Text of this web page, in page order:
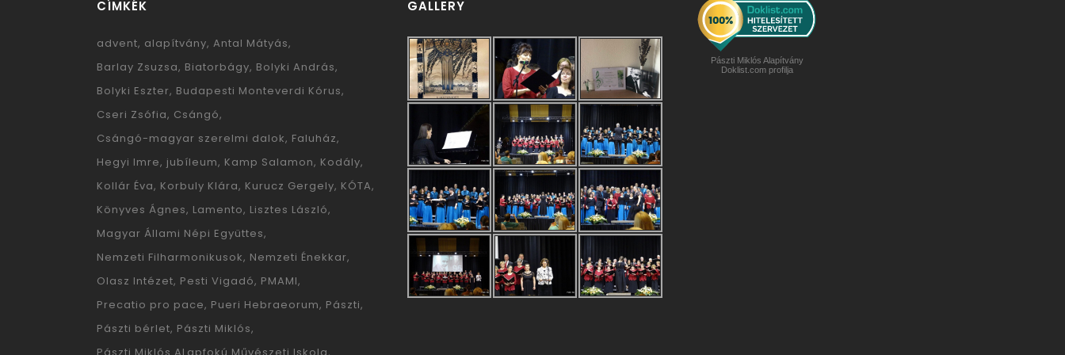
CÍMKÉK
advent alapítvány Antal Mátyás
Barlay Zsuzsa Biatorbágy Bolyki András
Bolyki Eszter Budapesti Monteverdi Kórus
Cseri Zsófia Csángó
Csángó-magyar szerelmi dalok Faluház
Hegyi Imre jubíleum Kamp Salamon Kodály
Kollár Éva Korbuly Klára Kurucz Gergely KÓTA
Könyves Ágnes Lamento Lisztes László
Magyar Állami Népi Együttes
Nemzeti Filharmonikusok Nemzeti Énekkar
Olasz Intézet Pesti Vigadó PMAMI
Precatio pro pace Pueri Hebraeorum Pászti
Pászti bérlet Pászti Miklós
GALLERY
Pászti Miklós Alapítvány
Doklist.com profilja